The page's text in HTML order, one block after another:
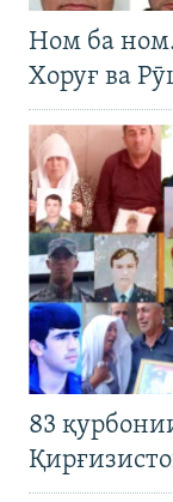
Ном ба
Хоруғ ва
83